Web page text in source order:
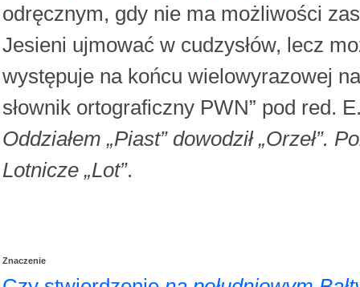
odręcznym, gdy nie ma możliwości
Jesieni ujmować w cudzysłów, lecz
występuje na końcu wielowyrazowej
słownik ortograficzny PWN” pod red.
Oddziałem „Piast” dowodził „Orzeł”.
Lotnicze „Lot”.
Znaczenie